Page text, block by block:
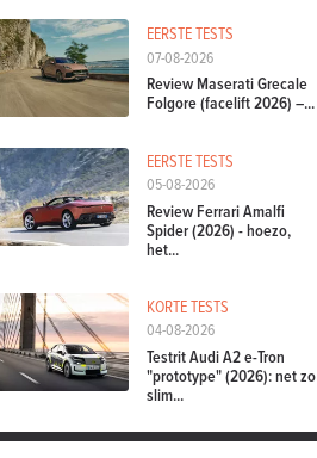
EERSTE TESTS
07-08-2026
Review Maserati Grecale
Folgore (facelift 2026) –...
EERSTE TESTS
05-08-2026
Review Ferrari Amalfi
Spider (2026) - hoezo,
het...
KORTE TESTS
04-08-2026
Testrit Audi A2 e-Tron
"prototype" (2026): net zo
slim...